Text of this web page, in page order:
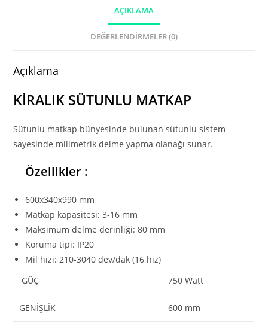
AÇIKLAMA
DEĞERLENDIRMELER (0)
Açıklama
KİRALIK SÜTUNLU MATKAP
Sütunlu matkap bünyesinde bulunan sütunlu sistem
sayesinde milimetrik delme yapma olanağı sunar.
Özellikler :
600x340x990 mm
Matkap kapasitesi: 3-16 mm
Maksimum delme derinliği: 80 mm
Koruma tipi: IP20
Mil hızı: 210-3040 dev/dak (16 hız)
GÜÇ
750 Watt
GENIŞLIK 600 mm